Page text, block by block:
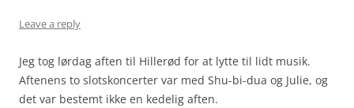
Leave a reply
Jeg tog lørdag aften til Hillerød for at lytte til lidt musik.
Aftenens to slotskoncerter var med Shu-bi-dua og Julie, og
det var bestemt ikke en kedelig aften.